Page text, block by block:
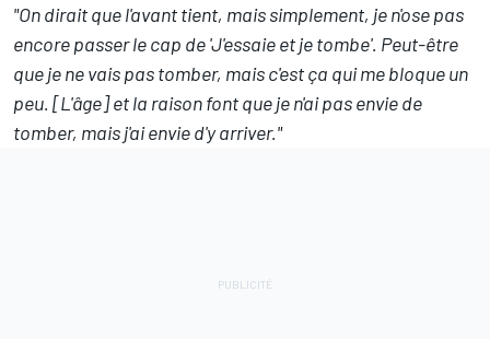
"On dirait que l'avant tient, mais simplement, je n'ose pas
encore passer le cap de 'J'essaie et je tombe'. Peut-être
que je ne vais pas tomber, mais c'est ça qui me bloque un
peu. [L'âge] et la raison font que je n'ai pas envie de
tomber, mais j'ai envie d'y arriver."